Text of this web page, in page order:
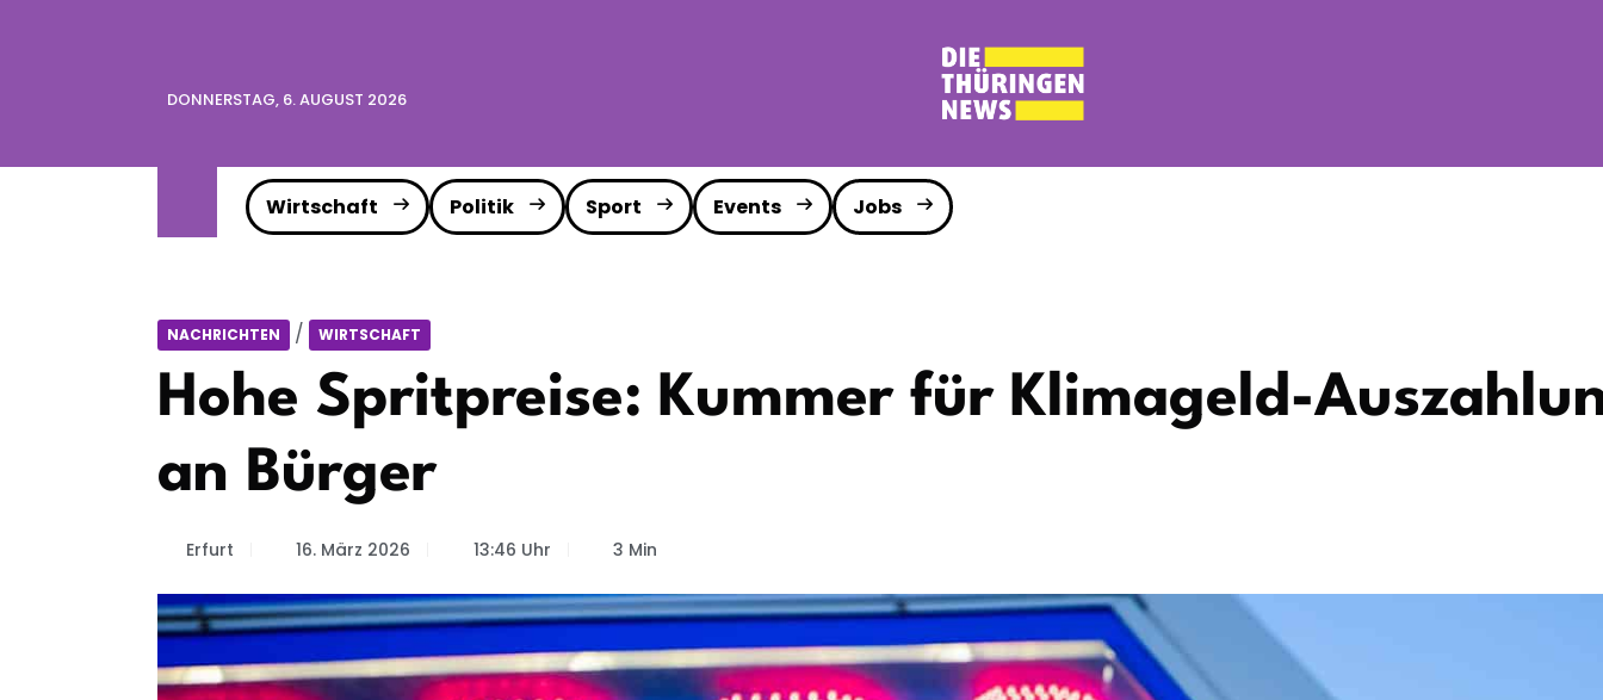
DONNERSTAG, 6. AUGUST 2026
Wirtschaft Politik Sport Events Jobs
NACHRICHTEN / WIRTSCHAFT
Hohe Spritpreise: Kummer für Klimageld-
an Bürger
Erfurt 16. März 2026 13:46 Uhr 3 Min